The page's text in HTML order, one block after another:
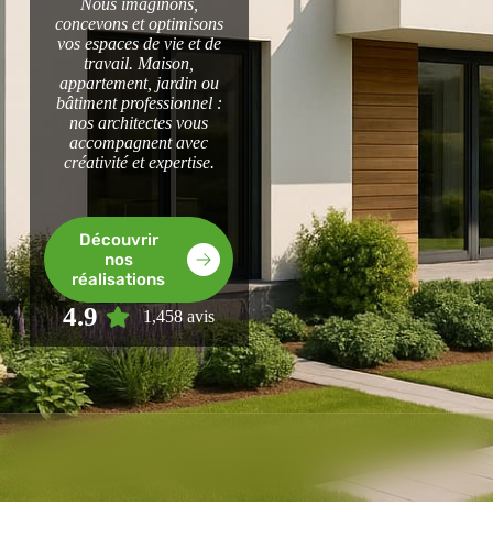
Nous imaginons,
concevons et optimisons
vos espaces de vie et de
travail. Maison,
appartement, jardin ou
bâtiment professionnel :
nos architectes vous
accompagnent avec
créativité et expertise.
Découvrir
nos
réalisations
4.9 1,458 avis